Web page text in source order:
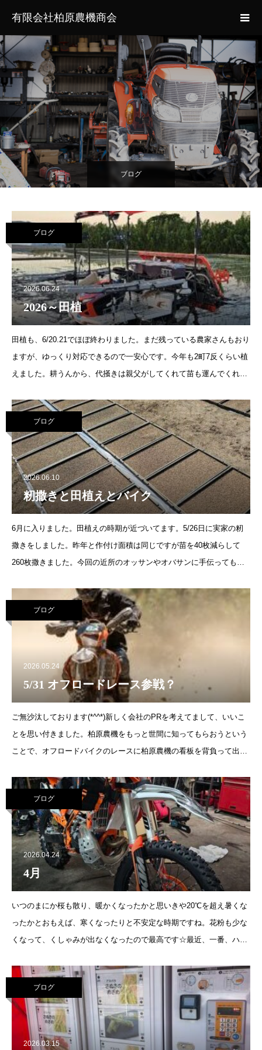
有限会社柏原農機商会
ブログ
ブログ
2026.06.24
2026～田植
田植も、6/20.21でほぼ終わりました。まだ残っている農家さんもおり
ますが、ゆっくり対応できるので一安心です。今年も2町7反くらい植
えました。耕うんから、代掻きは親父がしてくれて苗も運んでくれた
ブログ
2026.06.10
籾撒きと田植えとバイク
6月に入りました。田植えの時期が近づいてます。5/26日に実家の籾
撒きをしました。昨年と作付け面積は同じですが苗を40枚減らして
260枚撒きました。今回の近所のオッサンやオバサンに手伝ってもら
ブログ
2026.05.24
5/31 オフロードレース参戦？
ご無沙汰しております(*^^*)新しく会社のPRを考えてまして、いいこ
とを思い付きました。柏原農機をもっと世間に知ってもらおうという
ことで、オフロードバイクのレースに柏原農機の看板を背負って出る
ブログ
2026.04.24
4月
いつのまにか桜も散り、暖かくなったかと思いきや20℃を超え暑くな
ったかとおもえば、寒くなったりと不安定な時期ですね。花粉も少な
くなって、くしゃみが出なくなったので最高です☆最近、一番、ハマ
て、エンデュ
ブログ
2026.03.15